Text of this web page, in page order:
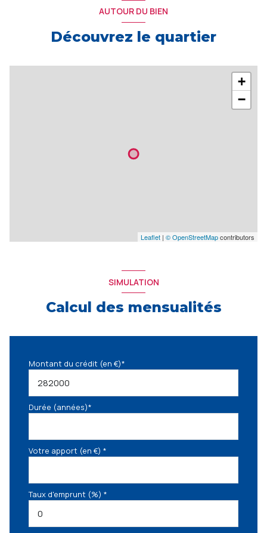
AUTOUR DU BIEN
Découvrez le quartier
+
−
Leaflet | © OpenStreetMapcontributors
SIMULATION
Calcul des mensualités
Montant du crédit (en €)*
Durée (années)*
Votre apport (en €) *
Taux d'emprunt (%) *